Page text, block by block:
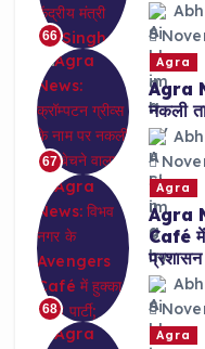
66
67
Agra
Agra
नकली
68
Agra
Agra
Café में
Agra